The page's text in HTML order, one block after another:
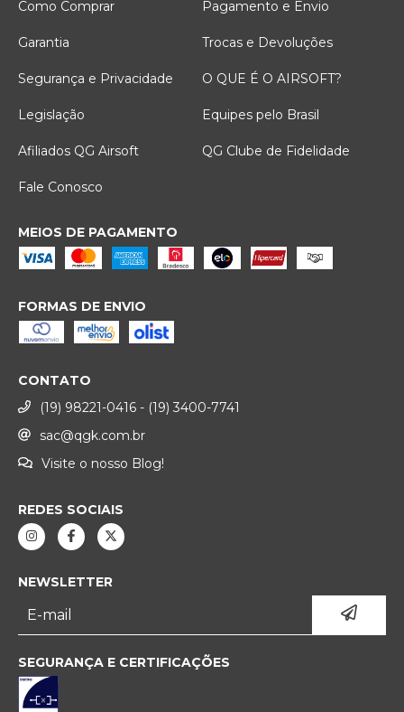
Como Comprar Pagamento e Envio
Garantia Trocas e Devoluções
Segurança e Privacidade O QUE É O AIRSOFT?
Legislação Equipes pelo Brasil
Afiliados QG Airsoft QG Clube de Fidelidade
Fale Conosco
MEIOS DE PAGAMENTO
FORMAS DE ENVIO
CONTATO
(19) 98221-0416 - (19) 3400-7741
sac@qgk.com.br
Visite o nosso Blog!
REDES SOCIAIS
NEWSLETTER
SEGURANÇA E CERTIFICAÇÕES